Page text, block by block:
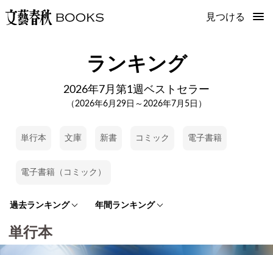
見つける
ランキング
2026年7月第1週ベストセラー
（2026年6月29日～2026年7月5日）
単行本 文庫 新書 コミック 電子書籍
電子書籍（コミック）
過去ランキング 年間ランキング
単行本